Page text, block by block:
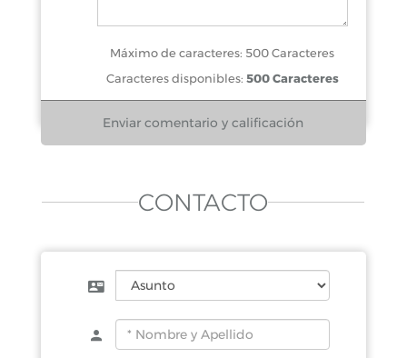
Máximo de caracteres: 500 Caracteres
Caracteres disponibles: 500 Caracteres
CONTACTO